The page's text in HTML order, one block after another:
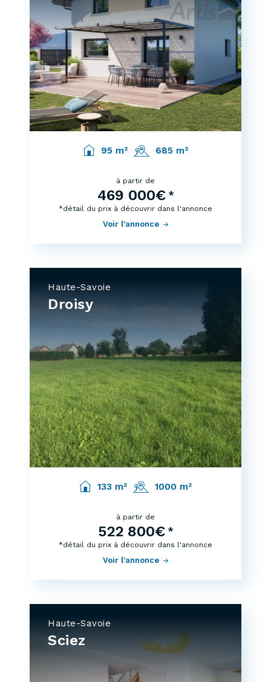
95 m² 685 m²
à partir de
469 000€ *
Voir l'annonce
*détail du prix à découvrir dans l'annonce
Haute-Savoie
Droisy
133 m² 1000 m²
à partir de
522 800€ *
Voir l'annonce
*détail du prix à découvrir dans l'annonce
Haute-Savoie
Sciez